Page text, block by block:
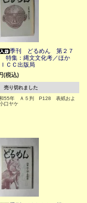
季刊 どるめん 第２７
特集：縄文文化考／ほか
ＩＣＣ出版局
(税込)
売り切れました
55年 Ａ５判 P128 表紙およ
口ヤケ